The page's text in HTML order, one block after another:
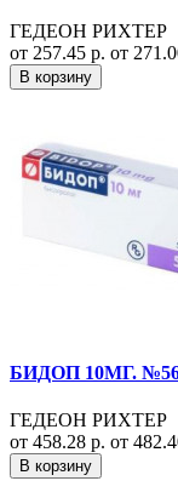
ГЕДЕОН РИХТЕР
от 257.45 р. от
В корзину
БИДОП 10МГ.
ГЕДЕОН РИХТЕР
от 458.28 р. от
В корзину